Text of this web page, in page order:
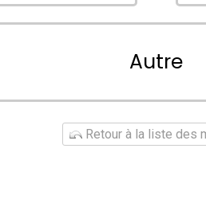
Autre
Retour à la liste des